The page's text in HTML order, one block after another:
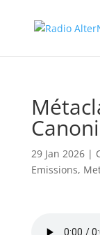
29 Jan 2026|
Emissions,